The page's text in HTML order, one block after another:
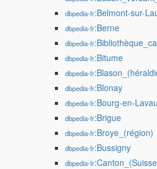
dbpedia-fr:Belmont-sur-
dbpedia-fr:Berne
dbpedia-fr
dbpedia-fr:Bitume
dbpedia-fr
dbpedia-fr:Blonay
dbpedia-fr:Bourg-en-
dbpedia-fr:Brigue
dbpedia-fr:Broye_(région)
dbpedia-fr:Bussigny
dbpedia-fr